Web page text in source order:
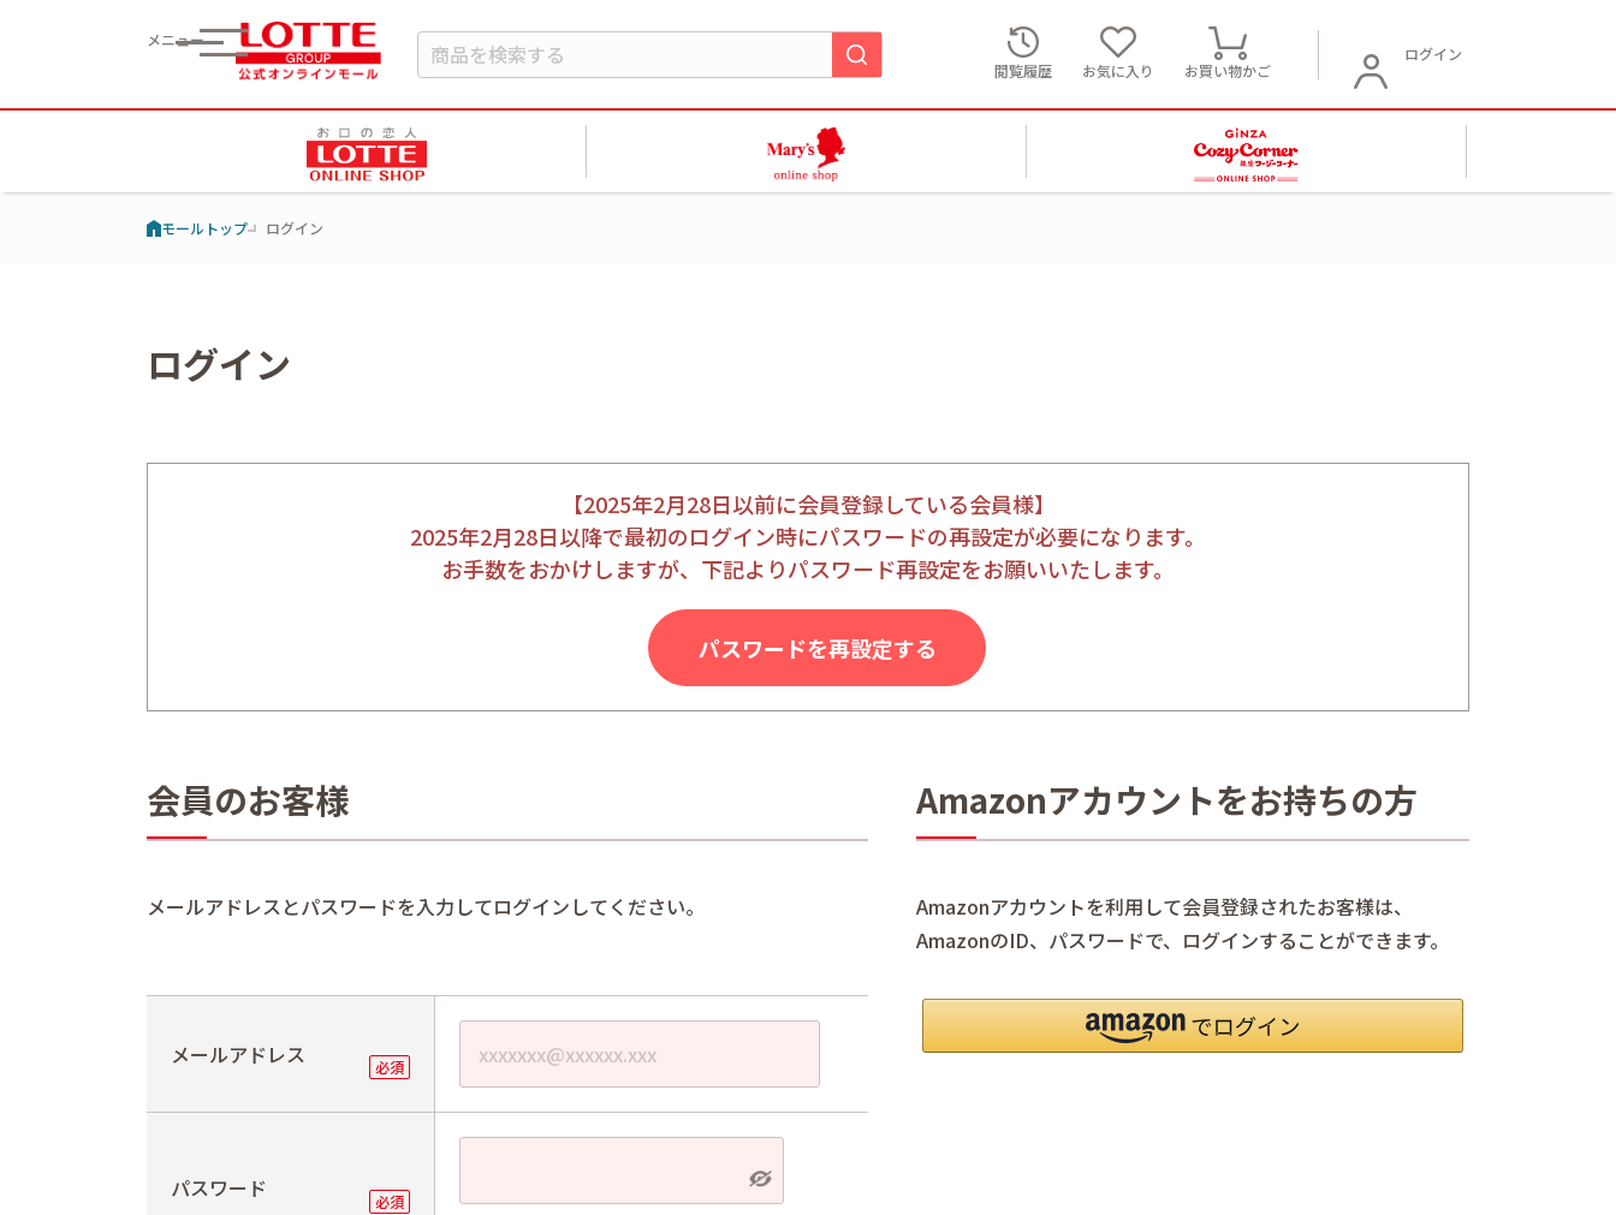
メニュー
閲覧履歴
お気に入り お買い物かご
ログイン
モールトップ ログイン
ログイン
【2025年2月28日以前に会員登録している会員様】
2025年2月28日以降で最初のログイン時にパスワードの再設定が必要になります。
お手数をおかけしますが、下記よりパスワード再設定をお願いいたします。
パスワードを再設定する
会員のお客様
メールアドレスとパスワードを入力してログインしてください。
メールアドレス
パスワード
Amazonアカウントをお持ちの方
Amazonアカウントを利用して会員登録されたお客様は、
AmazonのID、パスワードで、ログインすることができます。